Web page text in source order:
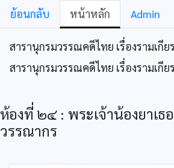
ย้อนกลับ หน้าหลัก Admin
สารานุกรมวรรณคดีไทย เรื่องรามเกีย
สารานุกรมวรรณคดีไทย เรื่องรามเกีย
ห้องที่ ๒๔ : พระเจ้าน้องยาเธ
วรรณากร